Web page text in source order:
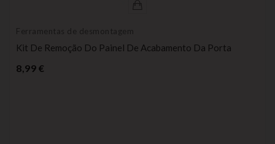
Ferramentas de desmontagem
Kit De Remoção Do Painel De Acabamento Da Porta
8,99 €